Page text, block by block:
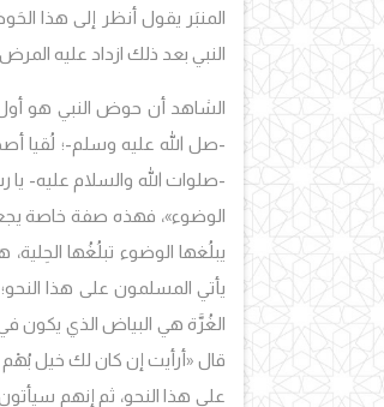
المنبَر يقول أنظر إلى هذا
النبي بعد ذلك ازداد عليه
الشاهد أن حوض النبي هو أول
-صل الله عليه وسلم-؛ لُقيا
-صلوات الله والسلام عليه-
الوضوء»، فهذه صفة خاصة
يبلُغها الوضوء تبلُغُها
يأتي المسلمون على هذا
الغُرَّة هي البياض الذي يكون
قال «أرأيت إن كان لك خيل بُهْم
على هذا النحو، ثم إنهم